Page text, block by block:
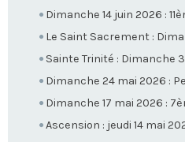
Dimanche 14 juin 2026 :
Le Saint Sacrement :
Sainte Trinité : Dimanche
Dimanche 24 mai 2026 :
Dimanche 17 mai 2026 :
Ascension : jeudi 14 mai